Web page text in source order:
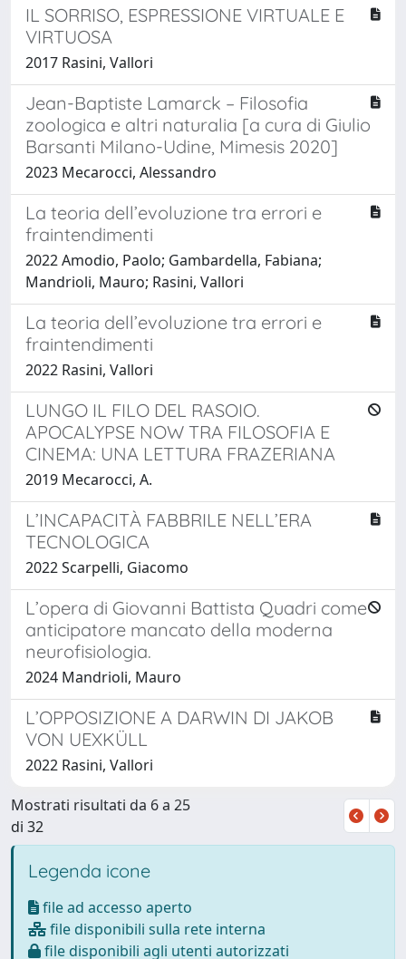
IL SORRISO, ESPRESSIONE VIRTUALE E
VIRTUOSA
2017 Rasini, Vallori
Jean-Baptiste Lamarck – Filosofia
zoologica e altri naturalia [a cura di Giulio
Barsanti Milano-Udine, Mimesis 2020]
2023 Mecarocci, Alessandro
La teoria dell’evoluzione tra errori e
fraintendimenti
2022 Amodio, Paolo; Gambardella, Fabiana;
Mandrioli, Mauro; Rasini, Vallori
La teoria dell’evoluzione tra errori e
fraintendimenti
2022 Rasini, Vallori
LUNGO IL FILO DEL RASOIO.
APOCALYPSE NOW TRA FILOSOFIA E
CINEMA: UNA LETTURA FRAZERIANA
2019 Mecarocci, A.
L’INCAPACITÀ FABBRILE NELL’ERA
TECNOLOGICA
2022 Scarpelli, Giacomo
L’opera di Giovanni Battista Quadri come
anticipatore mancato della moderna
neurofisiologia.
2024 Mandrioli, Mauro
L’OPPOSIZIONE A DARWIN DI JAKOB
VON UEXKÜLL
2022 Rasini, Vallori
Mostrati risultati da 6 a 25
di 32
Legenda icone
file ad accesso aperto
file disponibili sulla rete interna
file disponibili agli utenti autorizzati